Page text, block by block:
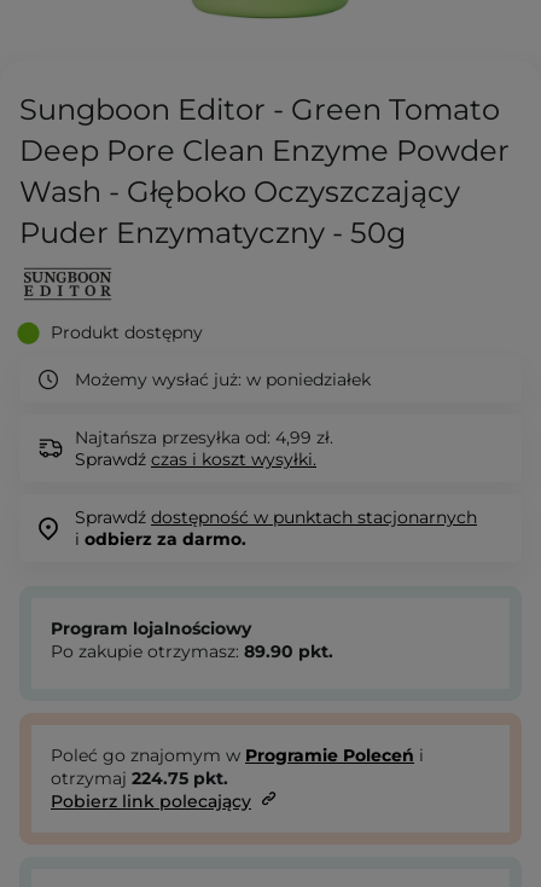
Sungboon Editor - Green Tomato
Deep Pore Clean Enzyme Powder
Wash - Głęboko Oczyszczający
Puder Enzymatyczny - 50g
Produkt dostępny
Możemy wysłać już: w poniedziałek
Najtańsza przesyłka od: 4,99 zł.
Sprawdź czas i koszt wysyłki.
Sprawdź dostępność w punktach stacjonarnych
i odbierz za darmo.
Program lojalnościowy
Po zakupie otrzymasz: 89.90 pkt.
Poleć go znajomym w Programie Poleceń i
otrzymaj 224.75 pkt.
Pobierz link polecający